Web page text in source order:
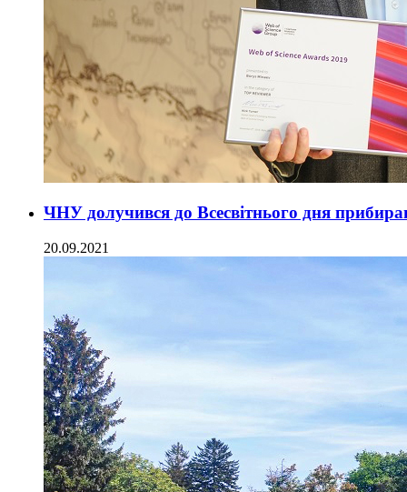
ЧНУ долучився до Всесвітнього дня
20.09.2021